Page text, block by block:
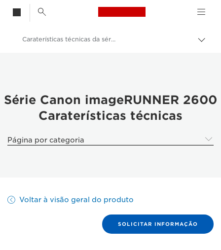
Canon Logo, back
Produtos empresariais
Impressoras e dispositivos de fax empresariais
Caraterísticas técnicas da série imageRUNNER 2600
Série Canon imageRUNNER 2600
Caraterísticas técnicas
Página por categoria
Voltar à visão geral do produto
SOLICITAR INFORMAÇÃO